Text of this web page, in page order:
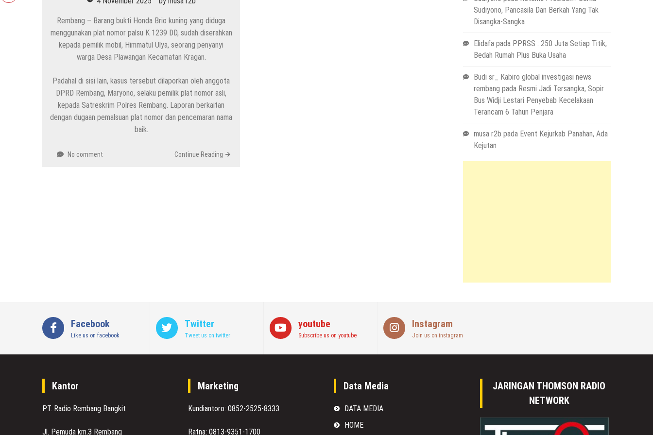
Rembang – Barang bukti Honda Brio kuning yang diduga
menggunakan plat nomor palsu K 1239 DD, sudah diserahkan
kepada pemilik mobil, Himmatul Ulya, seorang penyanyi
warga Desa Plawangan Kecamatan Kragan.
Padahal di sisi lain, kasus tersebut dilaporkan oleh anggota
DPRD Rembang, Maryono, selaku pemilik plat nomor asli,
kepada Satreskrim Polres Rembang. Laporan berkaitan
dengan dugaan pemalsuan plat nomor dan pencemaran nama
baik.
No comment Continue Reading
Sudiyono, Pancasila Dan Berkah Yang Tak
Disangka-Sangka
Elidafa pada PPRSS : 250 Juta Setiap Titik,
Bedah Rumah Plus Buka Usaha
Budi sr_ Kabiro global investigasi news
rembang pada Resmi Jadi Tersangka, Sopir
Bus Widji Lestari Penyebab Kecelakaan
Terancam 6 Tahun Penjara
musa r2b pada Event Kejurkab Panahan, Ada
Kejutan
Facebook
Like us on facebook
Twitter
Tweet us on twitter
youtube
Subscribe us on youtube
Instagram
Join us on instagram
Kantor
PT. Radio Rembang Bangkit
Jl. Pemuda km.3 Rembang
Marketing
Kundiantoro: 0852-2525-8333
Ratna: 0813-9351-1700
Data Media
DATA MEDIA
HOME
JARINGAN THOMSON RADIO
NETWORK